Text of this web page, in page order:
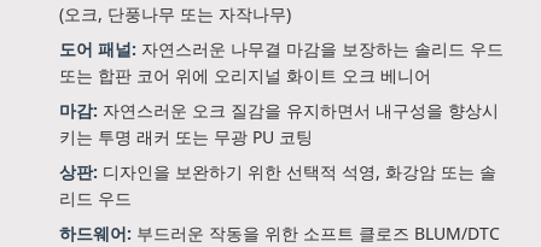
(오크, 단풍나무 또는 자작나무)
도어 패널: 자연스러운 나무결 마감을 보장하는 솔리드 우드
또는 합판 코어 위에 오리지널 화이트 오크 베니어
마감: 자연스러운 오크 질감을 유지하면서 내구성을 향상시
키는 투명 래커 또는 무광 PU 코팅
상판: 디자인을 보완하기 위한 선택적 석영, 화강암 또는 솔
리드 우드
하드웨어: 부드러운 작동을 위한 소프트 클로즈 BLUM/DTC